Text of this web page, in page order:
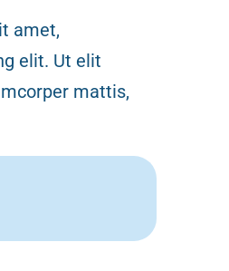
amet,
elit. Ut elit
mattis,